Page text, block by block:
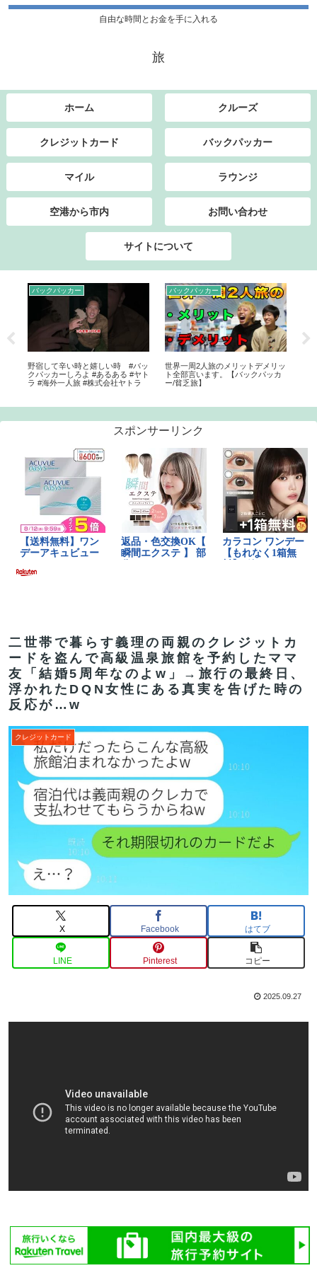
自由な時間とお金を手に入れる
旅
ホーム クルーズ
クレジットカード バックパッカー
マイル ラウンジ
空港から市内 お問い合わせ
サイトについて
バックパッカー
野宿して辛い時と嬉しい時 #バッ
クパッカーしろよ #あるある #ヤト
ラ #海外一人旅 #株式会社ヤトラ
バックパッカー
世界一周2人旅のメリットデメリッ
ト全部言います。【バックパッカ
ー/貧乏旅】
スポンサーリンク
二世帯で暮らす義理の両親のクレジットカ
ードを盗んで高級温泉旅館を予約したママ
友「結婚5周年なのよw」→旅行の最終日、
浮かれたDQN女性にある真実を告げた時の
反応が…w
クレジットカード
X Facebook はてブ
LINE Pinterest コピー
2025.09.27